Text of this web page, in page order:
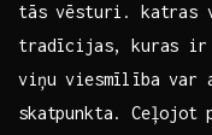
tās vēsturi. katras
tradīcijas, kuras ir⁤
viņu viesmīlība var
skatpunkta. ⁤Ceļojot